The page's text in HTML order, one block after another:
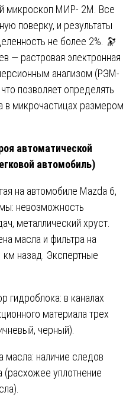
микроскоп МИР- 2М. Все
поверку, и результаты
не более 2%. 🔭
— растровая электронная
анализом (РЭМ-
позволяет определять
в микрочастицах размером
автоматической
автомобиль)
на автомобиле Mazda 6,
невозможность
металлический хруст.
масла и фильтра на
назад. Экспертные
гидроблока: в каналах
материала трех
черный).
масла: наличие следов
(расхожее уплотнение